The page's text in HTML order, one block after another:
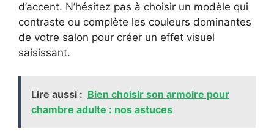
d’accent. N’hésitez pas à choisir un modèle qui
contraste ou complète les couleurs dominantes
de votre salon pour créer un effet visuel
saisissant.
Lire aussi : Bien choisir son armoire pour
chambre adulte : nos astuces